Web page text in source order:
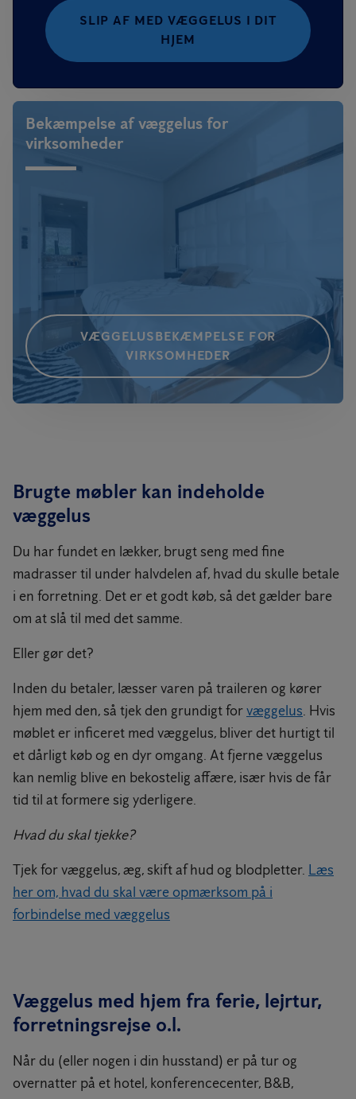
SLIP AF MED VÆGGELUS I DIT
HJEM
Bekæmpelse af væggelus for
virksomheder
VÆGGELUSBEKÆMPELSE FOR
VIRKSOMHEDER
Brugte møbler kan indeholde
væggelus
Du har fundet en lækker, brugt seng med fine
madrasser til under halvdelen af, hvad du skulle betale
i en forretning. Det er et godt køb, så det gælder bare
om at slå til med det samme.
Eller gør det?
Inden du betaler, læsser varen på traileren og kører
hjem med den, så tjek den grundigt forvæggelus. Hvis
møblet er inficeret med væggelus, bliver det hurtigt til
et dårligt køb og en dyr omgang. At fjerne væggelus
kan nemlig blive en bekostelig affære, især hvis de får
tid til at formere sig yderligere.
Hvad du skal tjekke?
Tjek for væggelus, æg, skift af hud og blodpletter. Læs
her om, hvad du skal være opmærksom på i
forbindelse med væggelus
Væggelus med hjem fra ferie, lejrtur,
forretningsrejse o.l.
Når du (eller nogen i din husstand) er på tur og
overnatter på et hotel, konferencecenter, B&B,